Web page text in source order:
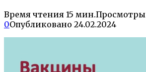
Время чтения 15 мин.Просмотры
0Опубликовано 24.02.2024